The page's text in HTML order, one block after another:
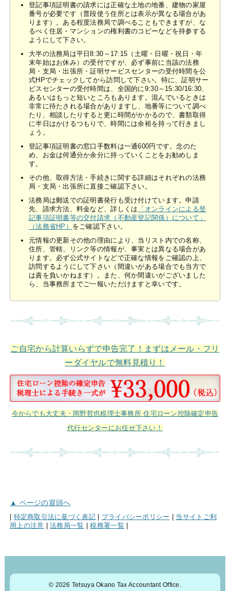
登記事項証明書の請求には正確な土地の地番、建物の家屋
番号が必要です（普段使う住所とは表示が異なる場合があ
ります）。ある程度法務局で調べることもできますが、な
るべく住居・マンションの権利書のコピーなどを持参する
ようにして下さい。
大半の法務局は平日8:30～17:15（土曜・日曜・祝日・年
末年始はお休み）の受付ですが、必ず事前に当該の法務
局・支局・出張所・証明サービスセンターの受付時間を公
式HPでチェックしてから訪問して下さい。特に、証明サー
ビスセンターの受付時間は、全国的に9:30～15:30/16:30、
あるいはもっと短いところもあります。混んでいるときは
非常に待たされる場合がありますし、地番等について調べ
たり、相談したりすると更に時間がかかるので、書類取得
に半日はかけるつもりで、時間には余裕を持って行きまし
ょう。
登記事項証明書の窓口手数料は一通600円です。念のた
め、お金は何通分か余分に持っていくことをお勧めしま
す。
その他、取得方法・手続きに関する詳細はそれぞれの法務
局・支局・出張所に直接ご確認下さい。
法務局は郵送での証明書発行も受け付けています。申請
先、請求方法、料金など、詳しくは 「オンラインによる登
記事項証明書等の交付請求（不動産登記関係）について」
（法務省HP） をご確認下さい。
元情報の更新その他の理由により、当リスト内での名称、
住所、管轄、リンク等の情報が、事実とは異なる場合があ
ります。必ず公式サイトなどで正確な情報をご確認の上、
訪問するようにして下さい（間違いがある場合でも当方で
は責を負いかねます）。また、何か間違いがございました
ら、当事務所までご一報いただけますと幸いです。
ご自宅から計算いらずで申告完了！まずはメール・フリ
ーダイヤルで無料見積り！
今からでも大丈夫・岡野哲也税理士事務所 住宅ローン控除確定申告
代行センターにお任せ下さい！
▲ ページの冒頭へ
特定商取引法に基づく表記| プライバシーポリシー
当サイトご利
用上の注意 |法務局一覧 |税務署一覧
© 2026 Tetsuya Okano Tax Accountant Office.